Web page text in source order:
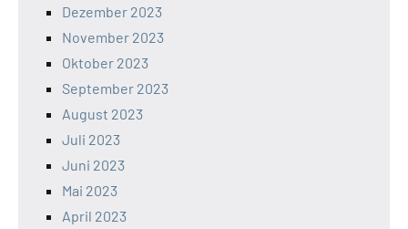
Dezember 2023
November 2023
Oktober 2023
September 2023
August 2023
Juli 2023
Juni 2023
Mai 2023
April 2023